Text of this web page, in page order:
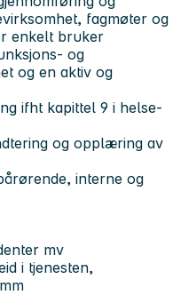
fagmøter og
enkelt bruker
og
og en aktiv og
ifht kapittel 9 i helse-
og opplæring av
interne og
mv
i tjenesten,